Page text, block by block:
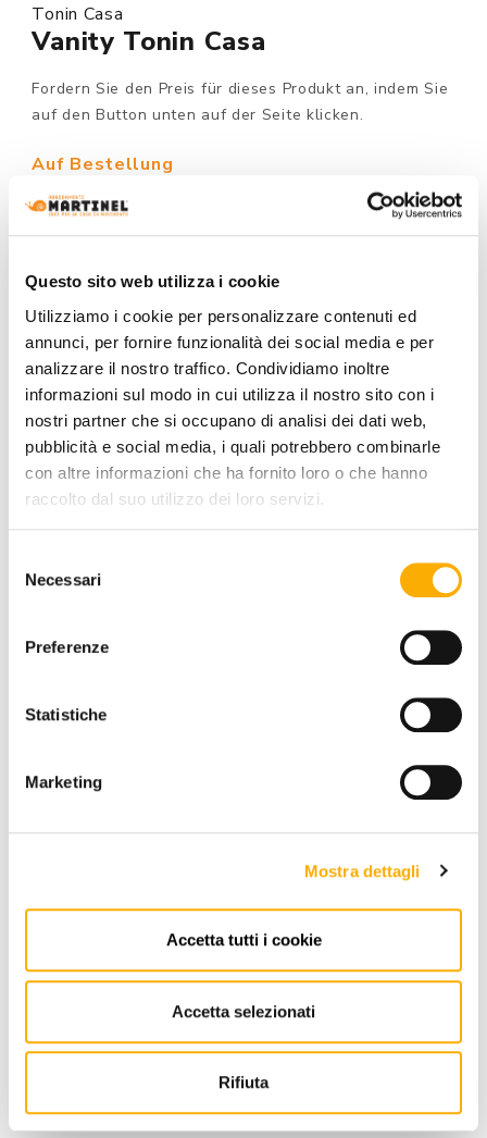
Questo sito web utilizza i cookie
Utilizziamo i cookie per personalizzare contenuti ed
annunci, per fornire funzionalità dei social media e per
analizzare il nostro traffico. Condividiamo inoltre
informazioni sul modo in cui utilizza il nostro sito con i
nostri partner che si occupano di analisi dei dati web,
pubblicità e social media, i quali potrebbero combinarle
con altre informazioni che ha fornito loro o che hanno
raccolto dal suo utilizzo dei loro servizi.
delNecessari
Preferenze
Statistiche
Marketing
Mostra dettagli
Accetta tutti i cookie
Accetta selezionati
Rifiuta
Tonin Casa
Vanity Tonin Casa
Fordern Sie den Preis für dieses Produkt an, indem Sie
auf den Button unten auf der Seite klicken.
Auf Bestellung
MODELL :
STRUKTUR AUSFÜHRUNG:
FARBE:
INFORMATIONEN
KONTAKTE
Via Pordenone, 1 - Poincicco Di
store@martinelstore.com